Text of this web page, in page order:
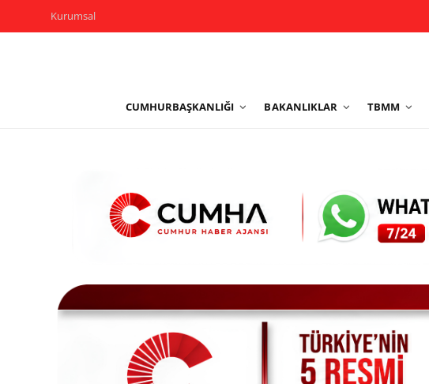
Kurumsal
CUMHURBAŞKANLIĞI BAKANLIKLAR TBMM
Yerel Yönetimler